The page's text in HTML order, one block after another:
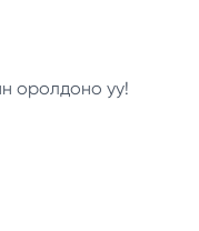
оролдоно уу!